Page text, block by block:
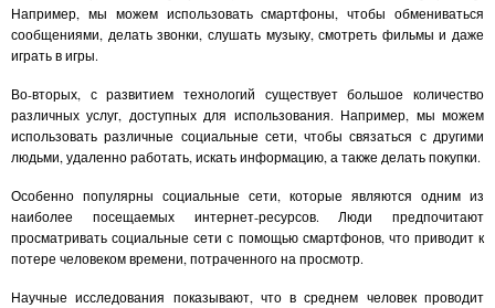
Например, мы можем использовать смартфоны, чтобы обмениваться
сообщениями, делать звонки, слушать музыку, смотреть фильмы и даже
играть в игры.
Во-вторых, с развитием технологий существует большое количество
различных услуг, доступных для использования. Например, мы можем
использовать различные социальные сети, чтобы связаться с другими
людьми, удаленно работать, искать информацию, а также делать покупки.
Особенно популярны социальные сети, которые являются одним из
наиболее посещаемых интернет-ресурсов. Люди предпочитают
просматривать социальные сети с помощью смартфонов, что приводит к
потере человеком времени, потраченного на просмотр.
Научные исследования показывают, что в среднем человек проводит